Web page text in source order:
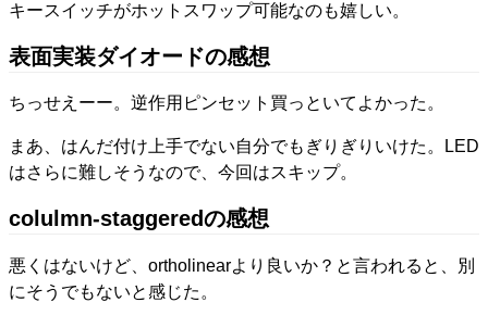
キースイッチがホットスワップ可能なのも嬉しい。
表面実装ダイオードの感想
ちっせえーー。逆作用ピンセット買っといてよかった。
まあ、はんだ付け上手でない自分でもぎりぎりいけた。LED
はさらに難しそうなので、今回はスキップ。
colulmn-staggeredの感想
悪くはないけど、ortholinearより良いか？と言われると、別
にそうでもないと感じた。